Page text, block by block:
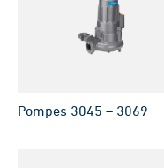
Pompes 3045 – 3069